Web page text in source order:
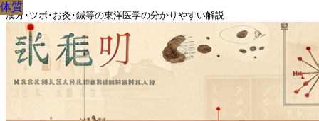
漢方･ツボ･お灸･鍼等の東洋医学の分かりやすい解説
体質
体質
体質
体質
体質
体質
体質
体質
体質